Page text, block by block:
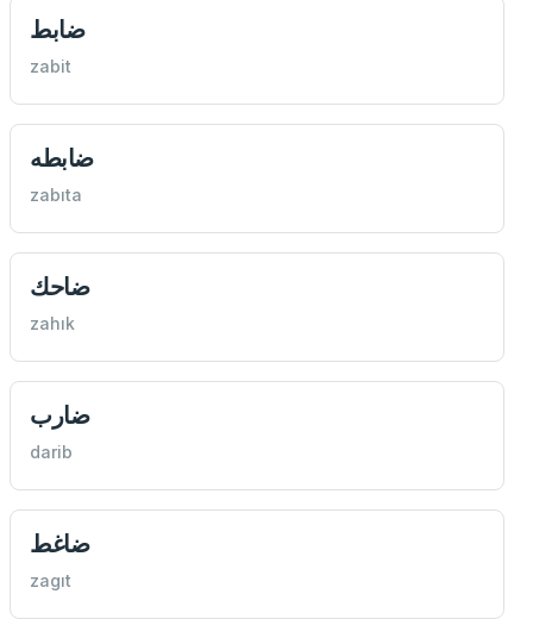
ضابط
zabit
ضابطه
zabıta
ضاحك
zahık
ضارب
darib
ضاغط
zagıt